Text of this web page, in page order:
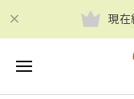
現在